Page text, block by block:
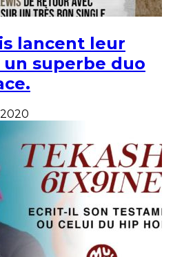
lancent leur
superbe duo